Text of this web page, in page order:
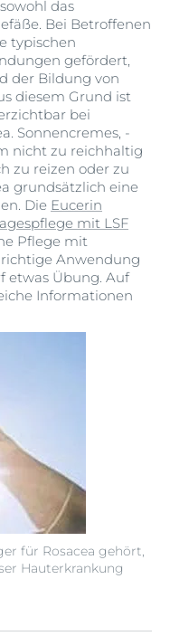
für Rosacea gehört,
Hauterkrankung
das
Bei Betroffenen
typischen
gefördert,
der Bildung von
diesem Grund ist
bei
Sonnencremes, -
nicht zu reichhaltig
zu reizen oder zu
grundsätzlich eine
Die Eucerin
mit LSF
Pflege mit
Anwendung
etwas Übung. Auf
Informationen